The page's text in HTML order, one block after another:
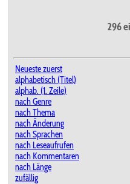
296
Neueste zuerst
alphabetisch (Titel)
alphab. (1. Zeile)
nach Genre
nach Thema
nach Änderung
nach Sprachen
nach Leseaufrufen
nach Kommentaren
nach Länge
zufällig